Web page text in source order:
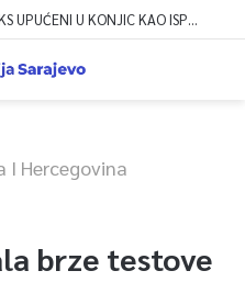
Dova za domovinu i zikir u Ratnoj džamiji: U sklopu manifestacije „Odbrana BiH – Igman 2026“ odana počast herojima
I Hercegovina
brze testove